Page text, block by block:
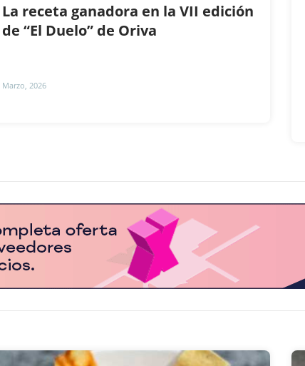
La receta ganadora en la VII edición
de “El Duelo” de Oriva
Marzo, 2026